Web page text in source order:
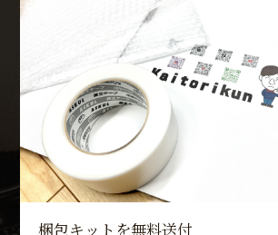
梱包キットを無料送付